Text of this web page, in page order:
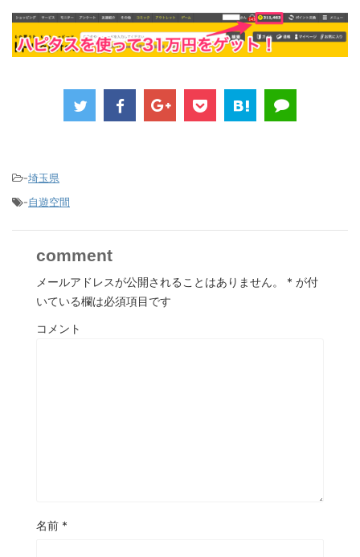
-埼玉県
-自遊空間
comment
メールアドレスが公開されることはありません。 * が付
いている欄は必須項目です
コメント
名前 *